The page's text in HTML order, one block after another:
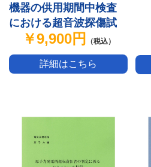
機器の供用期間中検査
における超音波探傷試
験規程
￥9,900円 （税込）
詳細はこちら